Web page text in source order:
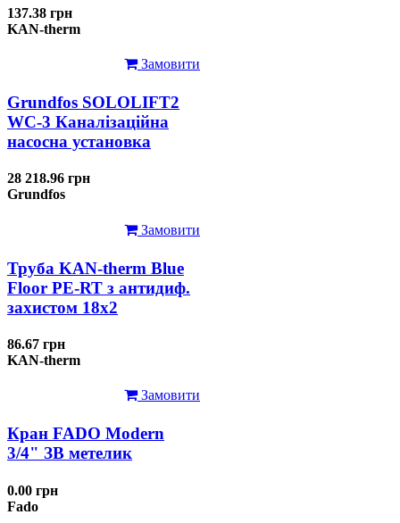
137.38 грн
KAN-therm
Замовити
Grundfos SOLOLIFT2
WC-3 Каналізаційна
насосна установка
28 218.96 грн
Grundfos
Замовити
Труба KAN-therm Blue
Floor PE-RT з антидиф.
захистом 18х2
86.67 грн
KAN-therm
Замовити
Кран FADO Modern
3/4" ЗВ метелик
0.00 грн
Fado